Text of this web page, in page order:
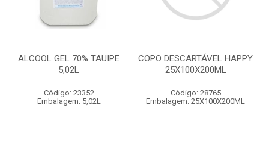
ALCOOL GEL 70% TAUIPE
5,02L
Código: 23352
Embalagem: 5,02L
COPO DESCARTÁVEL HAPPY
25X100X200ML
Código: 28765
Embalagem: 25X100X200ML